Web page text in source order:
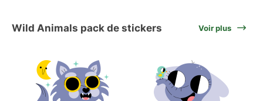
Wild Animals pack de stickers Voir plus